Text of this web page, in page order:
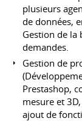
plusieurs
de données,
Gestion de la
demandes.
Gestion de
Prestashop,
mesure et
ajout de